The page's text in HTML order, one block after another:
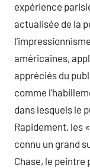
expérience
actualisée de la
américaines,
appréciés du
comme
dans lesquels le
Rapidement, les
connu un grand
Chase, le